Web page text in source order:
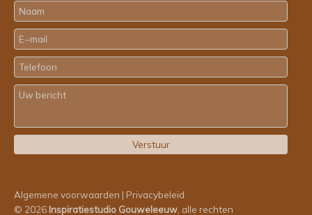
Algemene voorwaarden | Privacybeleid
© 2026 Inspiratiestudio Gouweleeuw , alle rechten